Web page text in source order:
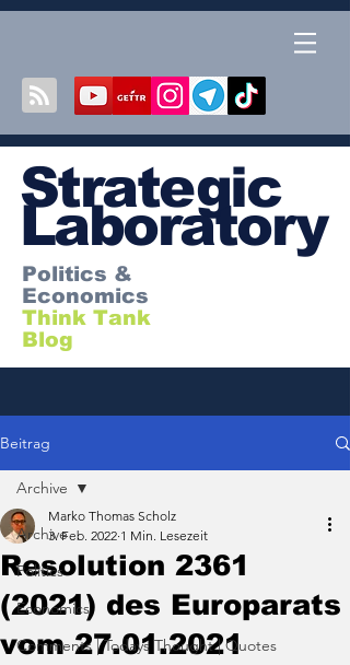
Strategic
Laboratory
Politics &
Economics
Think Tank
Blog
Beitrag
Archive
Politics
Economics
Comments | Todays Thought | Quotes
Archive
Resolution 2361
(2021) des Europarats
vom 27.01.2021
Marko Thomas Scholz
3. Feb. 2022 1 Min. Lesezeit